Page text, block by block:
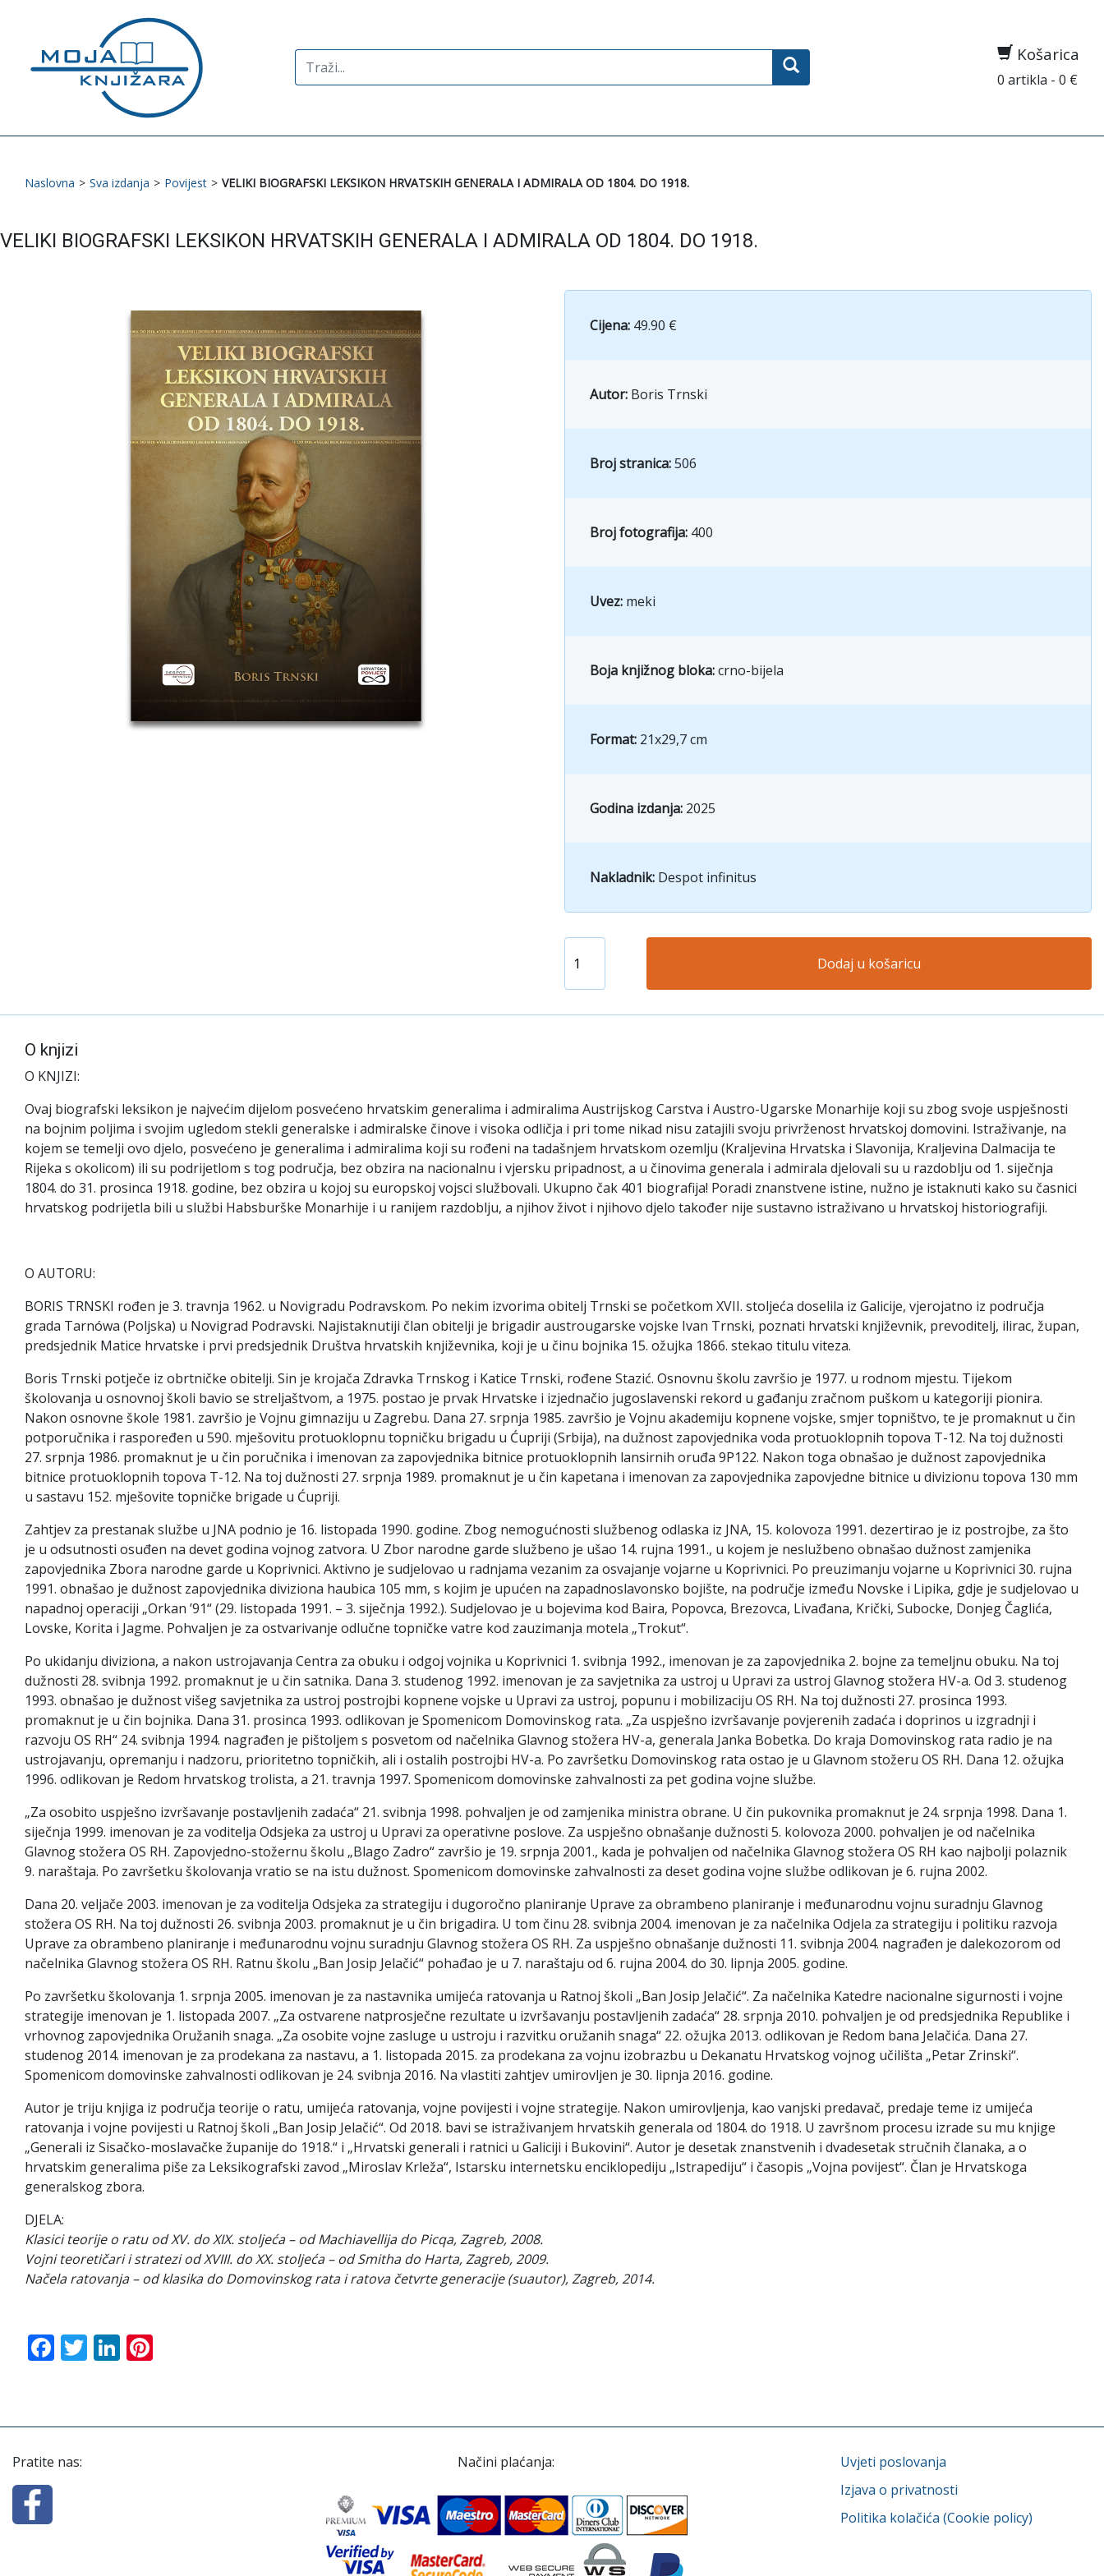
Search
for:
Košarica
0 artikla - 0 €
Naslovna > Sva izdanja > Povijest > VELIKI BIOGRAFSKI LEKSIKON HRVATSKIH GENERALA I ADMIRALA OD 1804. DO 1918.
VELIKI BIOGRAFSKI LEKSIKON HRVATSKIH GENERALA I ADMIRALA OD 1804. DO 1918.
Cijena: 49.90 €
Autor: Boris Trnski
Broj stranica:506
Broj fotografija: 400
Uvez: meki
Boja knjižnog bloka:crno-bijela
Format: 21x29,7 cm
Godina izdanja: 2025
Nakladnik: Despot infinitus
Dodaj u košaricu
O knjizi
O KNJIZI:
Ovaj biografski leksikon je najvećim dijelom posvećeno hrvatskim generalima i admiralima Austrijskog Carstva i Austro-Ugarske Monarhije koji su zbog svoje uspješnosti
na bojnim poljima i svojim ugledom stekli generalske i admiralske činove i visoka odličja i pri tome nikad nisu zatajili svoju privrženost hrvatskoj domovini. Istraživanje, na
kojem se temelji ovo djelo, posvećeno je generalima i admiralima koji su rođeni na tadašnjem hrvatskom ozemlju (Kraljevina Hrvatska i Slavonija, Kraljevina Dalmacija te
Rijeka s okolicom) ili su podrijetlom s tog područja, bez obzira na nacionalnu i vjersku pripadnost, a u činovima generala i admirala djelovali su u razdoblju od 1. siječnja
1804. do 31. prosinca 1918. godine, bez obzira u kojoj su europskoj vojsci službovali. Ukupno čak 401 biografija! Poradi znanstvene istine, nužno je istaknuti kako su časnici
hrvatskog podrijetla bili u službi Habsburške Monarhije i u ranijem razdoblju, a njihov život i njihovo djelo također nije sustavno istraživano u hrvatskoj historiografiji.
O AUTORU:
BORIS TRNSKI rođen je 3. travnja 1962. u Novigradu Podravskom. Po nekim izvorima obitelj Trnski se početkom XVII. stoljeća doselila iz Galicije, vjerojatno iz područja
grada Tarnówa (Poljska) u Novigrad Podravski. Najistaknutiji član obitelji je brigadir austrougarske vojske Ivan Trnski, poznati hrvatski književnik, prevoditelj, ilirac, župan,
predsjednik Matice hrvatske i prvi predsjednik Društva hrvatskih književnika, koji je u činu bojnika 15. ožujka 1866. stekao titulu viteza.
Boris Trnski potječe iz obrtničke obitelji. Sin je krojača Zdravka Trnskog i Katice Trnski, rođene Stazić. Osnovnu školu završio je 1977. u rodnom mjestu. Tijekom
školovanja u osnovnoj školi bavio se streljaštvom, a 1975. postao je prvak Hrvatske i izjednačio jugoslavenski rekord u gađanju zračnom puškom u kategoriji pionira.
Nakon osnovne škole 1981. završio je Vojnu gimnaziju u Zagrebu. Dana 27. srpnja 1985. završio je Vojnu akademiju kopnene vojske, smjer topništvo, te je promaknut u čin
potporučnika i raspoređen u 590. mješovitu protuoklopnu topničku brigadu u Ćupriji (Srbija), na dužnost zapovjednika voda protuoklopnih topova T-12. Na toj dužnosti
27. srpnja 1986. promaknut je u čin poručnika i imenovan za zapovjednika bitnice protuoklopnih lansirnih oruđa 9P122. Nakon toga obnašao je dužnost zapovjednika
bitnice protuoklopnih topova T-12. Na toj dužnosti 27. srpnja 1989. promaknut je u čin kapetana i imenovan za zapovjednika zapovjedne bitnice u divizionu topova 130 mm
u sastavu 152. mješovite topničke brigade u Ćupriji.
Zahtjev za prestanak službe u JNA podnio je 16. listopada 1990. godine. Zbog nemogućnosti službenog odlaska iz JNA, 15. kolovoza 1991. dezertirao je iz postrojbe, za što
je u odsutnosti osuđen na devet godina vojnog zatvora. U Zbor narodne garde službeno je ušao 14. rujna 1991., u kojem je neslužbeno obnašao dužnost zamjenika
zapovjednika Zbora narodne garde u Koprivnici. Aktivno je sudjelovao u radnjama vezanim za osvajanje vojarne u Koprivnici. Po preuzimanju vojarne u Koprivnici 30. rujna
1991. obnašao je dužnost zapovjednika diviziona haubica 105 mm, s kojim je upućen na zapadnoslavonsko bojište, na područje između Novske i Lipika, gdje je sudjelovao u
napadnoj operaciji „Orkan ’91“ (29. listopada 1991. – 3. siječnja 1992.). Sudjelovao je u bojevima kod Baira, Popovca, Brezovca, Livađana, Krički, Subocke, Donjeg Čaglića,
Lovske, Korita i Jagme. Pohvaljen je za ostvarivanje odlučne topničke vatre kod zauzimanja motela „Trokut“.
Po ukidanju diviziona, a nakon ustrojavanja Centra za obuku i odgoj vojnika u Koprivnici 1. svibnja 1992., imenovan je za zapovjednika 2. bojne za temeljnu obuku. Na toj
dužnosti 28. svibnja 1992. promaknut je u čin satnika. Dana 3. studenog 1992. imenovan je za savjetnika za ustroj u Upravi za ustroj Glavnog stožera HV-a. Od 3. studenog
1993. obnašao je dužnost višeg savjetnika za ustroj postrojbi kopnene vojske u Upravi za ustroj, popunu i mobilizaciju OS RH. Na toj dužnosti 27. prosinca 1993.
promaknut je u čin bojnika. Dana 31. prosinca 1993. odlikovan je Spomenicom Domovinskog rata. „Za uspješno izvršavanje povjerenih zadaća i doprinos u izgradnji i
razvoju OS RH“ 24. svibnja 1994. nagrađen je pištoljem s posvetom od načelnika Glavnog stožera HV-a, generala Janka Bobetka. Do kraja Domovinskog rata radio je na
ustrojavanju, opremanju i nadzoru, prioritetno topničkih, ali i ostalih postrojbi HV-a. Po završetku Domovinskog rata ostao je u Glavnom stožeru OS RH. Dana 12. ožujka
1996. odlikovan je Redom hrvatskog trolista, a 21. travnja 1997. Spomenicom domovinske zahvalnosti za pet godina vojne službe.
„Za osobito uspješno izvršavanje postavljenih zadaća“ 21. svibnja 1998. pohvaljen je od zamjenika ministra obrane. U čin pukovnika promaknut je 24. srpnja 1998. Dana 1.
siječnja 1999. imenovan je za voditelja Odsjeka za ustroj u Upravi za operativne poslove. Za uspješno obnašanje dužnosti 5. kolovoza 2000. pohvaljen je od načelnika
Glavnog stožera OS RH. Zapovjedno-stožernu školu „Blago Zadro“ završio je 19. srpnja 2001., kada je pohvaljen od načelnika Glavnog stožera OS RH kao najbolji polaznik
9. naraštaja. Po završetku školovanja vratio se na istu dužnost. Spomenicom domovinske zahvalnosti za deset godina vojne službe odlikovan je 6. rujna 2002.
Dana 20. veljače 2003. imenovan je za voditelja Odsjeka za strategiju i dugoročno planiranje Uprave za obrambeno planiranje i međunarodnu vojnu suradnju Glavnog
stožera OS RH. Na toj dužnosti 26. svibnja 2003. promaknut je u čin brigadira. U tom činu 28. svibnja 2004. imenovan je za načelnika Odjela za strategiju i politiku razvoja
Uprave za obrambeno planiranje i međunarodnu vojnu suradnju Glavnog stožera OS RH. Za uspješno obnašanje dužnosti 11. svibnja 2004. nagrađen je dalekozorom od
načelnika Glavnog stožera OS RH. Ratnu školu „Ban Josip Jelačić“ pohađao je u 7. naraštaju od 6. rujna 2004. do 30. lipnja 2005. godine.
Po završetku školovanja 1. srpnja 2005. imenovan je za nastavnika umijeća ratovanja u Ratnoj školi „Ban Josip Jelačić“. Za načelnika Katedre nacionalne sigurnosti i vojne
strategije imenovan je 1. listopada 2007. „Za ostvarene natprosječne rezultate u izvršavanju postavljenih zadaća“ 28. srpnja 2010. pohvaljen je od predsjednika Republike i
vrhovnog zapovjednika Oružanih snaga. „Za osobite vojne zasluge u ustroju i razvitku oružanih snaga“ 22. ožujka 2013. odlikovan je Redom bana Jelačića. Dana 27.
studenog 2014. imenovan je za prodekana za nastavu, a 1. listopada 2015. za prodekana za vojnu izobrazbu u Dekanatu Hrvatskog vojnog učilišta „Petar Zrinski“.
Spomenicom domovinske zahvalnosti odlikovan je 24. svibnja 2016. Na vlastiti zahtjev umirovljen je 30. lipnja 2016. godine.
Autor je triju knjiga iz područja teorije o ratu, umijeća ratovanja, vojne povijesti i vojne strategije. Nakon umirovljenja, kao vanjski predavač, predaje teme iz umijeća
ratovanja i vojne povijesti u Ratnoj školi „Ban Josip Jelačić“. Od 2018. bavi se istraživanjem hrvatskih generala od 1804. do 1918. U završnom procesu izrade su mu knjige
„Generali iz Sisačko-moslavačke županije do 1918.“ i „Hrvatski generali i ratnici u Galiciji i Bukovini“. Autor je desetak znanstvenih i dvadesetak stručnih članaka, a o
hrvatskim generalima piše za Leksikografski zavod „Miroslav Krleža“, Istarsku internetsku enciklopediju „Istrapediju“ i časopis „Vojna povijest“. Član je Hrvatskoga
generalskog zbora.
DJELA:
Klasici teorije o ratu od XV. do XIX. stoljeća – od Machiavellija do Picqa, Zagreb, 2008.
Vojni teoretičari i stratezi od XVIII. do XX. stoljeća – od Smitha do Harta, Zagreb, 2009.
Načela ratovanja – od klasika do Domovinskog rata i ratova četvrte generacije (suautor), Zagreb, 2014.
Facebook
TwitterLinkedIn
Pratite nas: Načini plaćanja:
Uvjeti poslovanja
Izjava o privatnosti
Politika kolačića (Cookie policy)